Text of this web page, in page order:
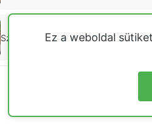
Szelídgesztenyés Békésszentandrás
Ez a weboldal